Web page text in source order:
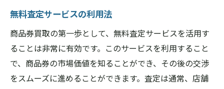
無料査定サービスの利用法
商品券買取の第一歩として、無料査定サービスを活用す
ることは非常に有効です。このサービスを利用すること
で、商品券の市場価値を知ることができ、その後の交渉
をスムーズに進めることができます。査定は通常、店舗